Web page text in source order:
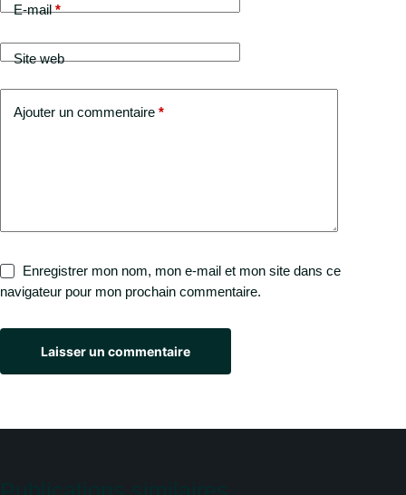
E-mail*
Site web
Ajouter un commentaire *
Enregistrer mon nom, mon e-mail et mon site dans ce
navigateur pour mon prochain commentaire.
Laisser un commentaire